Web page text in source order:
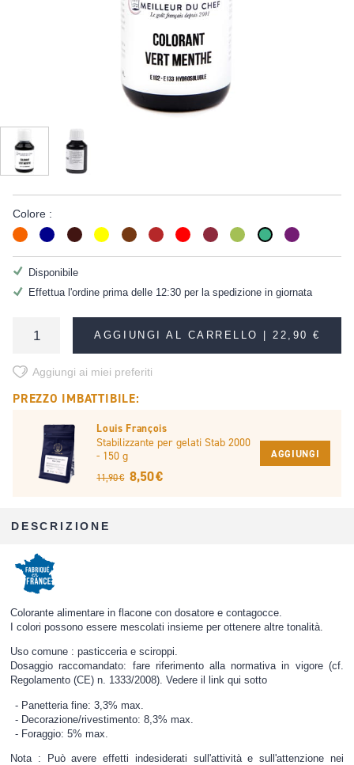
Colore :
Disponibile
Effettua l'ordine prima delle 12:30 per la spedizione in giornata
AGGIUNGI AL CARRELLO |22,90 €
Aggiungi ai miei preferiti
PREZZO IMBATTIBILE:
Louis François
Stabilizzante per gelati Stab 2000
- 150 g
11,90 € 8,50 €
AGGIUNGI
DESCRIZIONE
Colorante alimentare in flacone con dosatore e contagocce.
I colori possono essere mescolati insieme per ottenere altre tonalità.
Uso comune : pasticceria e sciroppi.
Dosaggio raccomandato: fare riferimento alla normativa in vigore (cf.
Regolamento (CE) n. 1333/2008). Vedere il link qui sotto
Panetteria fine: 3,3% max.
Decorazione/rivestimento: 8,3% max.
Foraggio: 5% max.
Nota : Può avere effetti indesiderati sull'attività e sull'attenzione nei